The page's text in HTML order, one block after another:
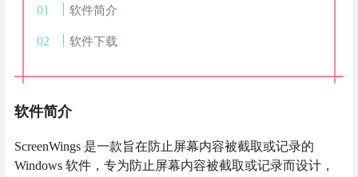
软件简介
软件下载
软件简介
ScreenWings 是一款旨在防止屏幕内容被截取或记录的
Windows 软件，专为防止屏幕内容被截取或记录而设计，